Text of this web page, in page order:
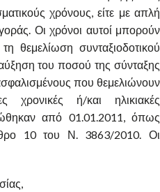
χρόνους, είτε με απλή
Οι χρόνοι αυτοί μπορούν
θεμελίωση συνταξιοδοτικού
του ποσού της σύνταξης
που θεμελιώνουν
χρονικές ή/και ηλικιακές
από 01.01.2011, όπως
10 του Ν. 3863/2010. Οι